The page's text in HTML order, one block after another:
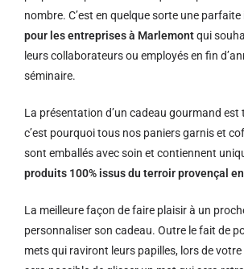
nombre. C’est en quelque sorte une parfaite
pour les entreprises à Marlemontqui
leurs collaborateurs ou employés en fin
séminaire.
La présentation d’un cadeau gourmand
c’est pourquoi tous nos paniers garnis et
sont emballés avec soin et contiennent
produits 100% issus du terroir provençal
La meilleure façon de faire plaisir à un
personnaliser son cadeau. Outre le fait de
mets qui raviront leurs papilles, lors de